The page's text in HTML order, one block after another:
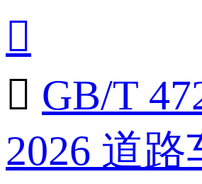

 GB/T
2026 道路